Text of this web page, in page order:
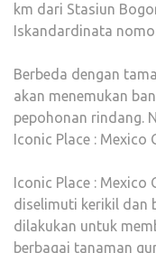
km dari Stasiun
Iskandardinata
Berbeda dengan
akan menemukan
pepohonan rindang.
Iconic Place : Mexico
Iconic Place :
diselimuti kerikil dan
dilakukan untuk
berbagai tanaman